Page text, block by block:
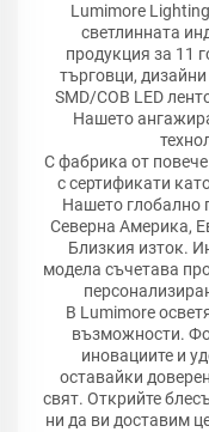
Lumimore
светлинната
продукция за 11
търговци,
SMD/COB LED
Нашето
С фабрика от
с сертификати
Нашето глобално
Северна Америка,
Близкия изток.
модела съчетава
В Lumimore
възможности.
иновациите и
оставайки
свят. Открийте
ни да ви доставим